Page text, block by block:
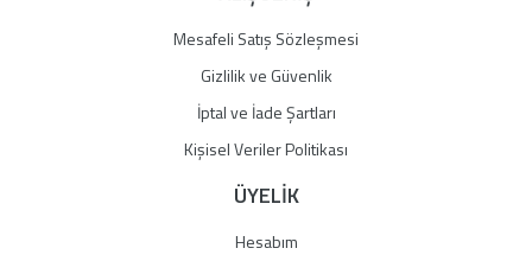
Mesafeli Satış Sözleşmesi
Gizlilik ve Güvenlik
İptal ve İade Şartları
Kişisel Veriler Politikası
ÜYELİK
Hesabım